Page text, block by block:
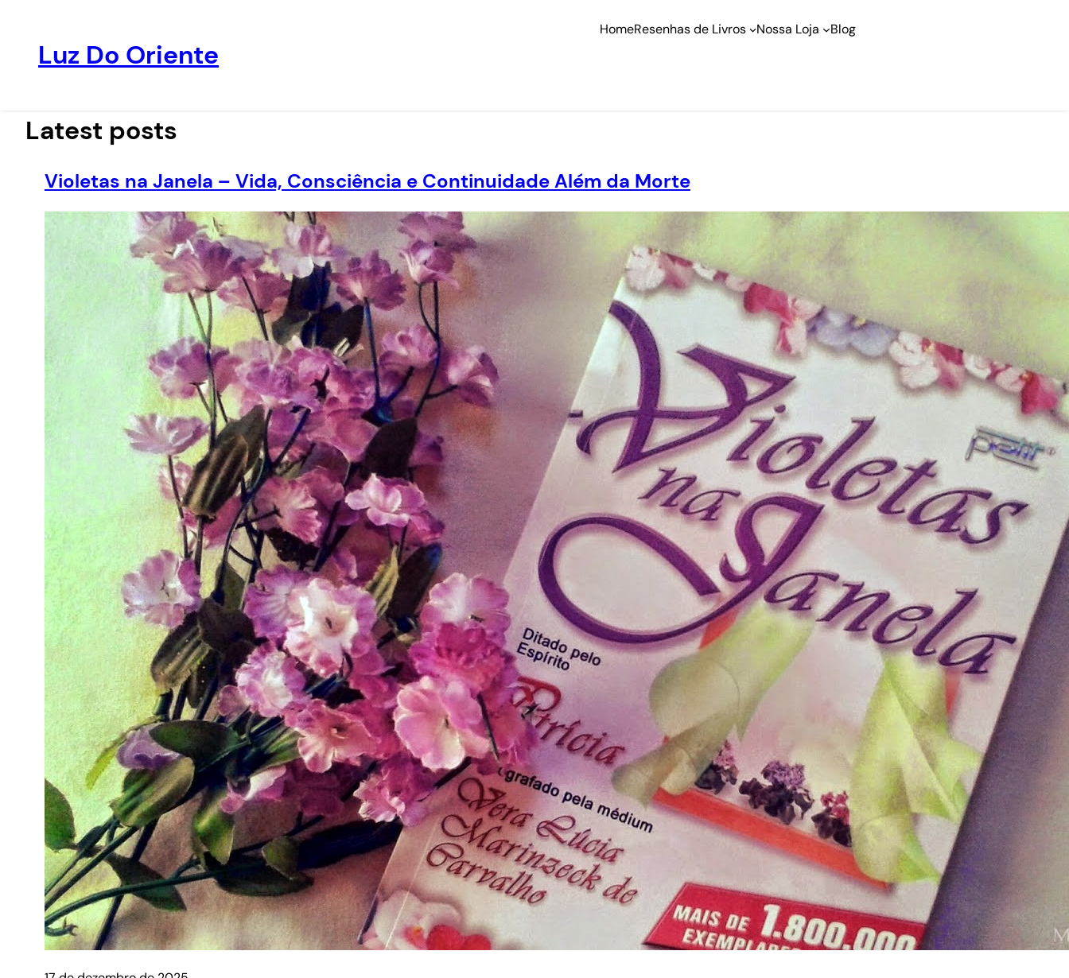
conteúdo
Luz Do Oriente
HomeResenhas de Livros Nossa Loja Blog
Latest posts
Violetas na Janela – Vida, Consciência e Continuidade Além da Morte